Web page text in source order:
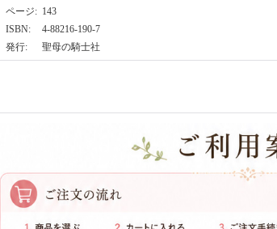
ページ: 143
ISBN:
4-88216-190-7
発行: 聖母の騎士社